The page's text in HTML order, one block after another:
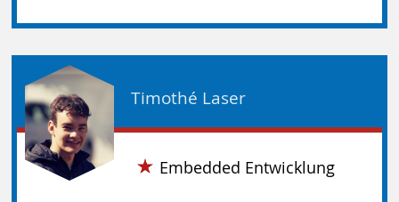
Timothé Laser
Embedded Entwicklung